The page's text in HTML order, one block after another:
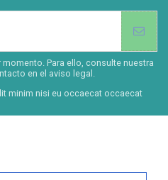
Para ello, consulte nuestra
en el aviso legal.
minim nisi eu occaecat occaecat